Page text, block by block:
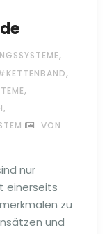
,
,
,
,
VON
nur
einerseits
zu
und